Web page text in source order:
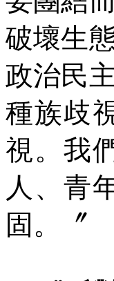
破壞生
政治民
種族歧
視。我
人、青
固。〞